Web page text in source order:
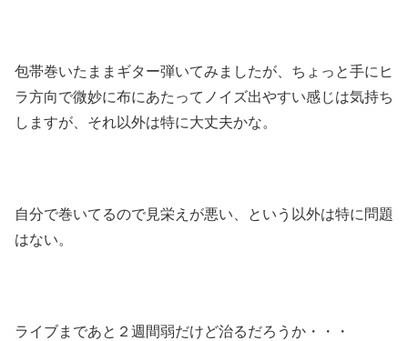
包帯巻いたままギター弾いてみましたが、ちょっと手にヒ
ラ方向で微妙に布にあたってノイズ出やすい感じは気持ち
しますが、それ以外は特に大丈夫かな。
自分で巻いてるので見栄えが悪い、という以外は特に問題
はない。
ライブまであと２週間弱だけど治るだろうか・・・